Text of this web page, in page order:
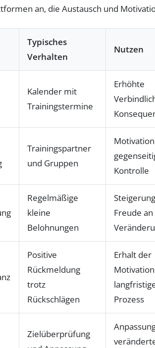
an, die Austausch und
Typisches
Verhalten
Nutzen
Kalender mit
Trainingstermine
Erhöhte
Trainingspartner
und Gruppen
Kontrolle
Regelmäßige
kleine
Belohnungen
Freude an
Positive
Rückmeldung
trotz
Rückschlägen
Erhalt der
Prozess
Zielüberprüfung